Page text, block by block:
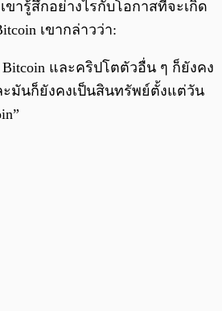
ขารู้สึกอย่างไรกับโอกาสที่จะเกิด
เขากล่าวว่า:
และคริปโตตัวอื่น ๆ ก็ยังคง
มันก็ยังคงเป็นสินทรัพย์ตั้งแต่วัน